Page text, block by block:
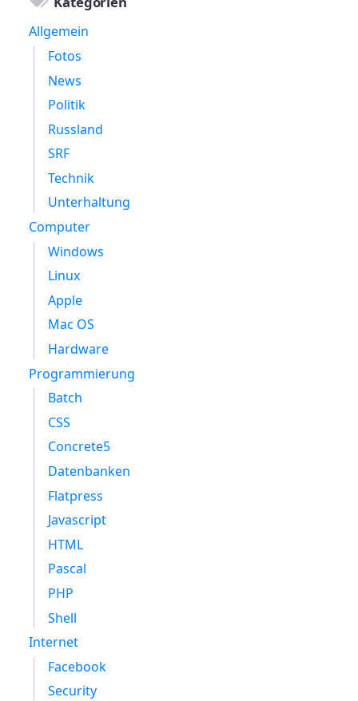
Allgemein
Fotos
News
Politik
Russland
SRF
Technik
Unterhaltung
Computer
Windows
Linux
Apple
Mac OS
Hardware
Programmierung
Batch
CSS
Concrete5
Datenbanken
Flatpress
Javascript
HTML
Pascal
PHP
Shell
Internet
Facebook
Security